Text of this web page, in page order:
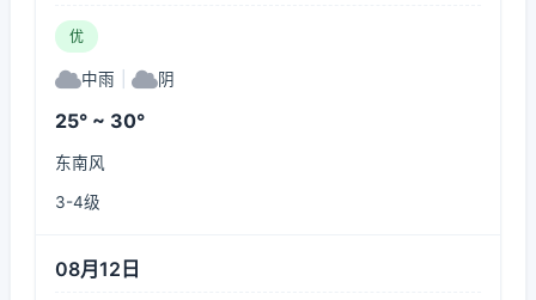
优
中雨 阴
25° ~ 30°
东南风
3-4级
08月12日